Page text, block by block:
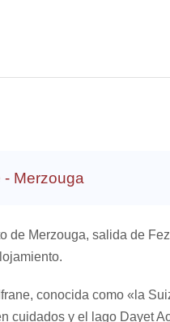
- Merzouga
de Merzouga, salida de
conocida como «la
cuidados y el lago Dayet